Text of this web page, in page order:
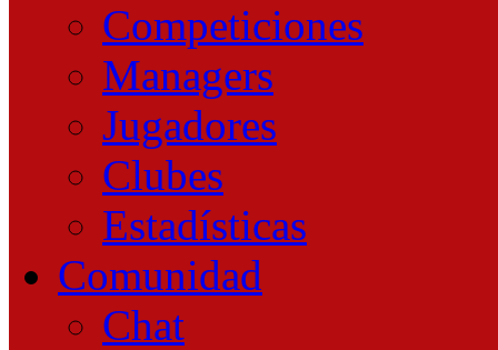
Competiciones
Managers
Jugadores
Clubes
Estadísticas
Comunidad
Chat